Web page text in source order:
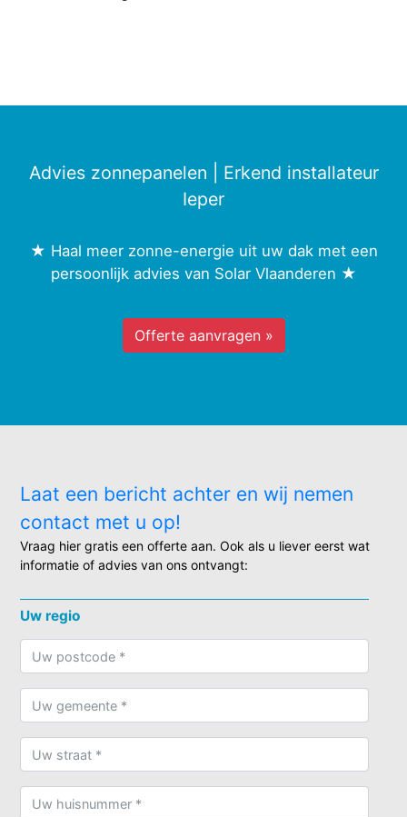
Advies zonnepanelen | Erkend installateur
Ieper
★ Haal meer zonne-energie uit uw dak met een
persoonlijk advies van Solar Vlaanderen ★
Offerte aanvragen »
Laat een bericht achter en wij nemen
contact met u op!
Vraag hier gratis een offerte aan. Ook als u liever eerst wat
informatie of advies van ons ontvangt:
Uw regio